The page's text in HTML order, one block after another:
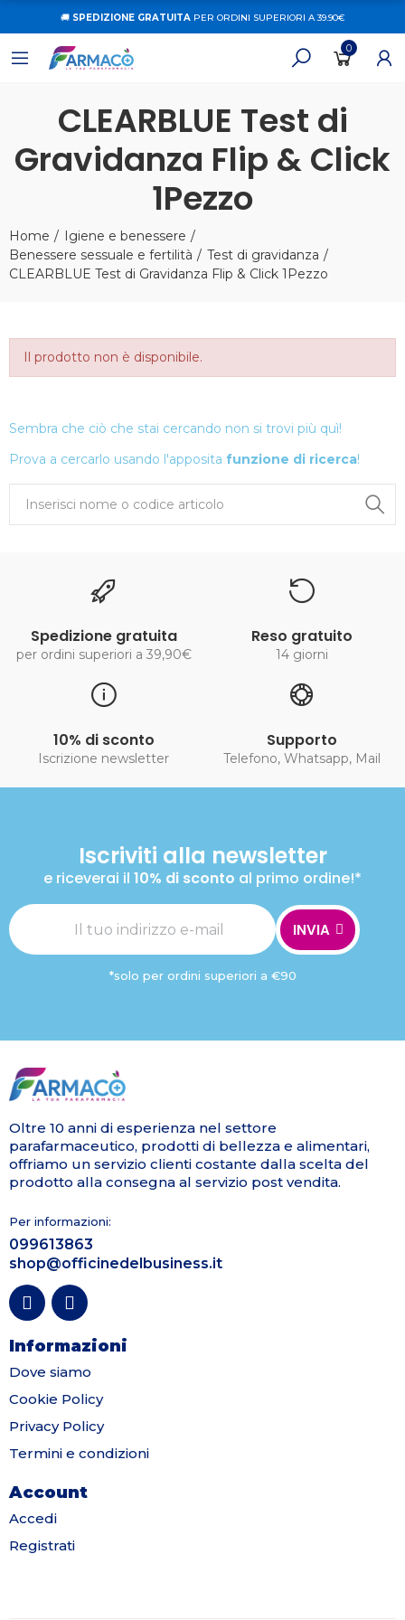
🚚 SPEDIZIONE GRATUITAPER ORDINI SUPERIORI A 39.90€
0
CLEARBLUE Test di
Gravidanza Flip & Click
1Pezzo
Home
Igiene e benessere
Benessere sessuale e fertilità
Test di gravidanza
CLEARBLUE Test di Gravidanza Flip & Click 1Pezzo
Il prodotto non è disponibile.
Sembra che ciò che stai cercando non si trovi più quì!
Prova a cercarlo usando l'apposita funzione di ricerca!
Spedizione gratuita
per ordini superiori a 39,90€
Reso gratuito
14 giorni
10% di sconto
Iscrizione newsletter
Supporto
Telefono, Whatsapp, Mail
Iscriviti alla newsletter
e riceverai il 10% di sconto al primo ordine!*
INVIA
*solo per ordini superiori a €90
Oltre 10 anni di esperienza nel settore
parafarmaceutico, prodotti di bellezza e alimentari,
offriamo un servizio clienti costante dalla scelta del
prodotto alla consegna al servizio post vendita.
Per informazioni:
099613863
shop@officinedelbusiness.it
Informazioni
Dove siamo
Cookie Policy
Privacy Policy
Termini e condizioni
Account
Accedi
Registrati